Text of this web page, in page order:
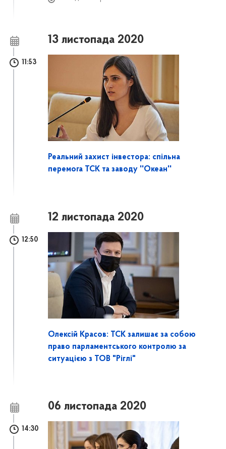
13 листопада 2020
11:53
Реальний захист інвестора: спільна
перемога ТСК та заводу ''Океан''
12 листопада 2020
12:50
Олексій Красов: ТСК залишає за собою
право парламентського контролю за
ситуацією з ТОВ "Ріглі"
06 листопада 2020
14:30